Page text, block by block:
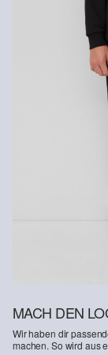
MACH DEN
Wir haben dir
machen. So wird aus